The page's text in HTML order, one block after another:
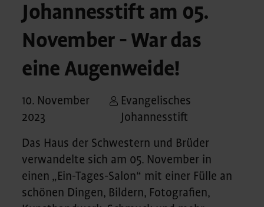
Johannesstift am 05.
November - War das
eine Augenweide!
10. November
2023
Evangelisches
Johannesstift
Das Haus der Schwestern und Brüder
verwandelte sich am 05. November in
einen „Ein-Tages-Salon“ mit einer Fülle an
schönen Dingen, Bildern, Fotografien,